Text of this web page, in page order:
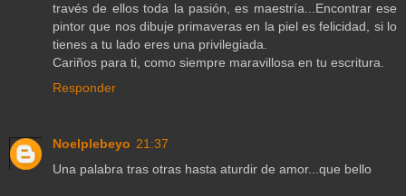
través de ellos toda la pasión, es maestría...Encontrar ese
pintor que nos dibuje primaveras en la piel es felicidad, si lo
tienes a tu lado eres una privilegiada.
Cariños para ti, como siempre maravillosa en tu escritura.
Responder
Noelplebeyo 21:37
Una palabra tras otras hasta aturdir de amor...que bello